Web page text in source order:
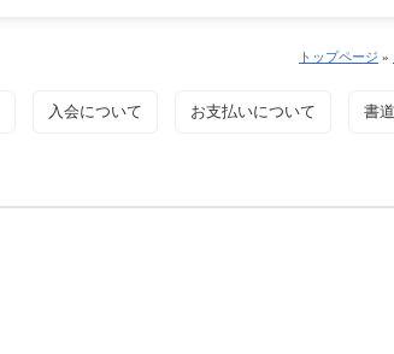
トップページ »
入会について お支払いについて 書